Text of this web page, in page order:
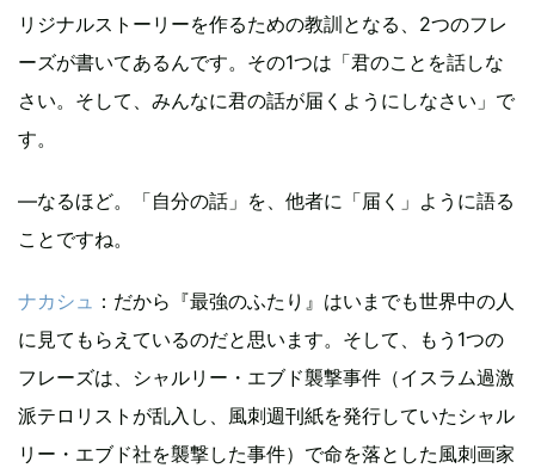
リジナルストーリーを作るための教訓となる、2つのフレ
ーズが書いてあるんです。その1つは「君のことを話しな
さい。そして、みんなに君の話が届くようにしなさい」で
す。
—なるほど。「自分の話」を、他者に「届く」ように語る
ことですね。
ナカシュ ：だから『最強のふたり』はいまでも世界中の人
に見てもらえているのだと思います。そして、もう1つの
フレーズは、シャルリー・エブド襲撃事件（イスラム過激
派テロリストが乱入し、風刺週刊紙を発行していたシャル
リー・エブド社を襲撃した事件）で命を落とした風刺画家